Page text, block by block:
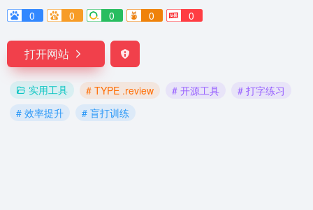
0
0 0 0 0
打开网站
实用工具 # TYPE .review # 开源工具
# 打字练习
# 效率提升
# 盲打训练